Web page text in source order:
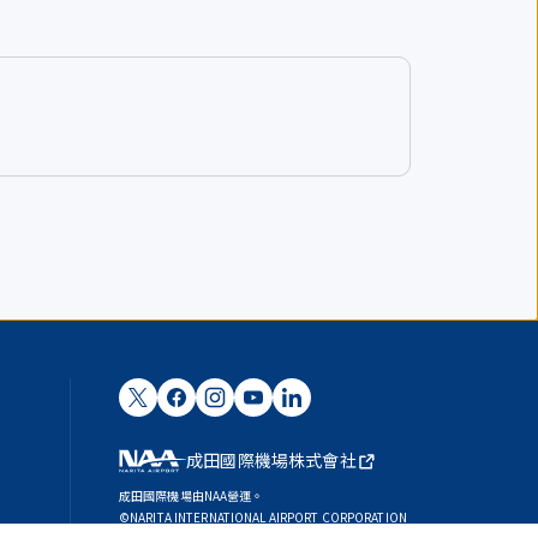
成田國際機場株式會社
成田國際機場由NAA營運。
©NARITA INTERNATIONAL AIRPORT CORPORATION